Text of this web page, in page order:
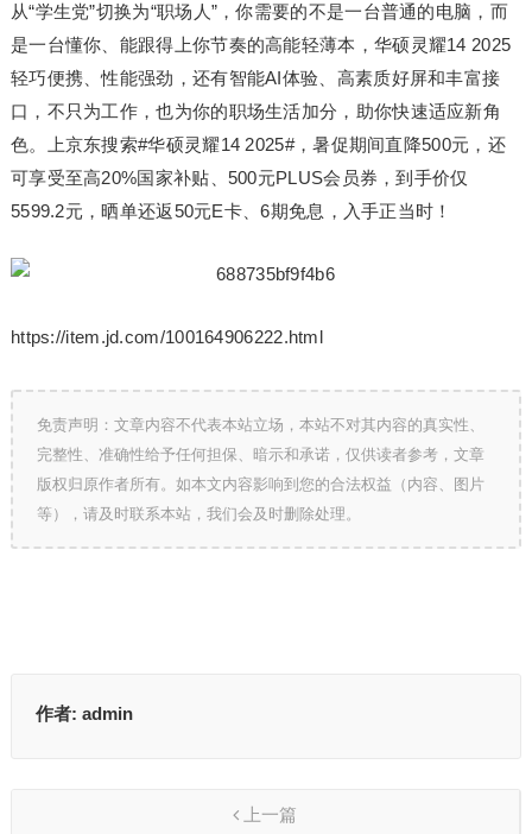
从“学生党”切换为“职场人”，你需要的不是一台普通的电脑，而
是一台懂你、能跟得上你节奏的高能轻薄本，华硕灵耀14 2025
轻巧便携、性能强劲，还有智能AI体验、高素质好屏和丰富接
口，不只为工作，也为你的职场生活加分，助你快速适应新角
色。上京东搜索#华硕灵耀14 2025#，暑促期间直降500元，还
可享受至高20%国家补贴、500元PLUS会员券，到手价仅
5599.2元，晒单还返50元E卡、6期免息，入手正当时！
https://item.jd.com/100164906222.html
免责声明：文章内容不代表本站立场，本站不对其内容的真实性、
完整性、准确性给予任何担保、暗示和承诺，仅供读者参考，文章
版权归原作者所有。如本文内容影响到您的合法权益（内容、图片
等），请及时联系本站，我们会及时删除处理。
作者: admin
上一篇